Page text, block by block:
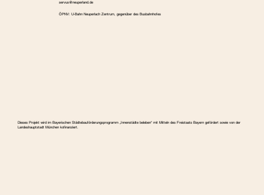
servus@neuperland.de
ÖPNV: U-Bahn Neuperlach Zentrum, gegenüber des Busbahnhofes
Dieses Projekt wird im Bayerischen Städtebauförderungspro­gramm „Innenstädte beleben“ mit Mitteln des Freistaats Bayern gefördert sowie von der
Landeshauptstadt München kofinanziert.